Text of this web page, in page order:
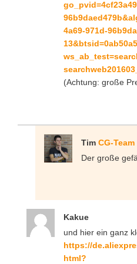
4a69-971d-
searchweb201603_
(Achtung: große
Tim CG-Team
Der große
Kakue
und hier ein ganz
https://
html?